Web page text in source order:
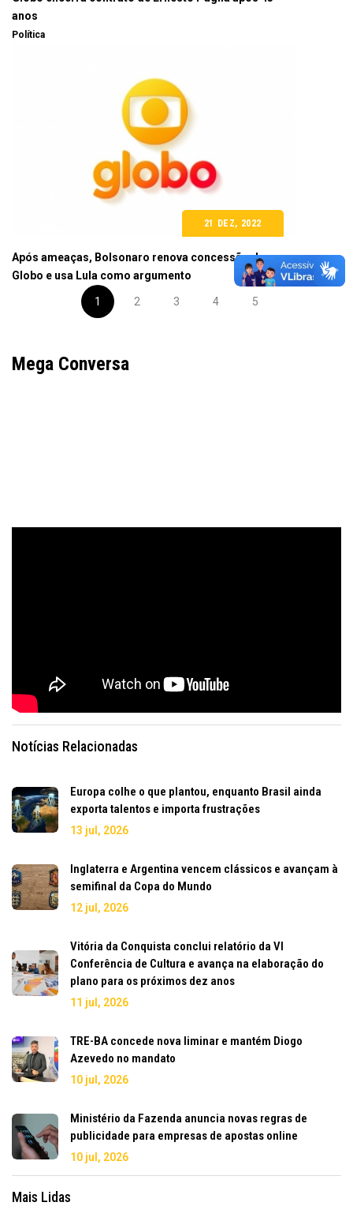
anos
Política
21 DEZ, 2022
Após ameaças, Bolsonaro renova concessão da
Globo e usa Lula como argumento
1 2 3 4 5
Mega Conversa
Notícias Relacionadas
Europa colhe o que plantou, enquanto Brasil ainda
exporta talentos e importa frustrações
13 jul, 2026
Inglaterra e Argentina vencem clássicos e avançam à
semifinal da Copa do Mundo
12 jul, 2026
Vitória da Conquista conclui relatório da VI
Conferência de Cultura e avança na elaboração do
plano para os próximos dez anos
11 jul, 2026
TRE-BA concede nova liminar e mantém Diogo
Azevedo no mandato
10 jul, 2026
Ministério da Fazenda anuncia novas regras de
publicidade para empresas de apostas online
10 jul, 2026
Mais Lidas